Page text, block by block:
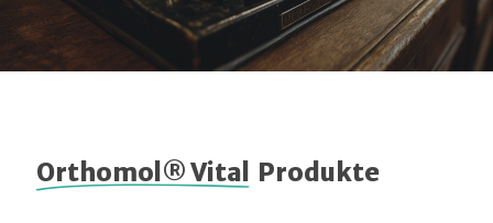
Orthomol® Vital Produkte